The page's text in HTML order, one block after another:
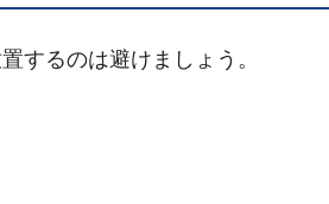
するのは避けましょう。